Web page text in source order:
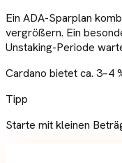
Ein ADA-Sparplan
vergrößern. Ein
Unstaking-Periode
Cardano bietet ca. 3–4
Tipp
Starte mit kleinen